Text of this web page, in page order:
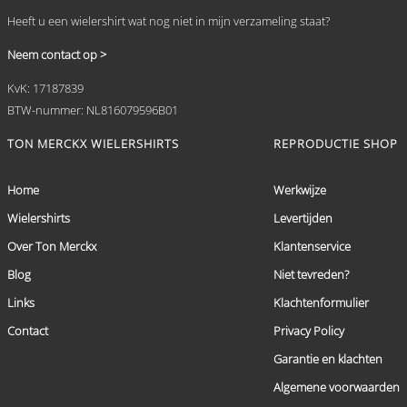
Heeft u een wielershirt wat nog niet in mijn verzameling staat?
Neem contact op >
KvK: 17187839
BTW-nummer: NL816079596B01
TON MERCKX WIELERSHIRTS
Home
Wielershirts
Over Ton Merckx
Blog
Links
Contact
REPRODUCTIE SHOP
Werkwijze
Levertijden
Klantenservice
Niet tevreden?
Klachtenformulier
Privacy Policy
Garantie en klachten
Algemene voorwaarden